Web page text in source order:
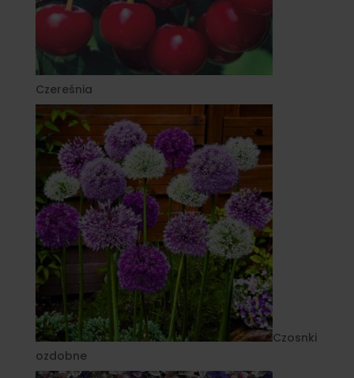
Czereśnia
Czosnki
ozdobne